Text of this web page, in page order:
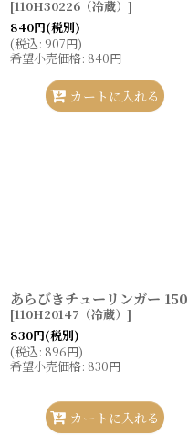
[110H30226（冷蔵） ]
840円(税別)
(税込: 907円)
希望小売価格: 840円
カートに入れる
あらびきチューリンガー
[110H20147（冷蔵） ]
830円(税別)
(税込: 896円)
希望小売価格: 830円
カートに入れる